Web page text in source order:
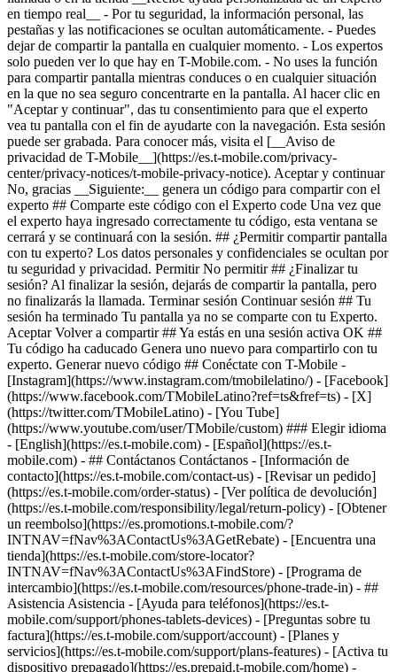
en tiempo real__ - Por tu seguridad, la información personal, las
pestañas y las notificaciones se ocultan automáticamente. - Puedes
dejar de compartir la pantalla en cualquier momento. - Los expertos
solo pueden ver lo que hay en T-Mobile.com. - No uses la función
para compartir pantalla mientras conduces o en cualquier situación
en la que no sea seguro concentrarte en la pantalla. Al hacer clic en
"Aceptar y continuar", das tu consentimiento para que el experto
vea tu pantalla con el fin de ayudarte con la navegación. Esta sesión
puede ser grabada. Para conocer más, visita el [__Aviso de
privacidad de T-Mobile__](https://es.t-mobile.com/privacy-
center/privacy-notices/t-mobile-privacy-notice). Aceptar y continuar
No, gracias __Siguiente:__ genera un código para compartir con el
experto ## Comparte este código con el Experto code Una vez que
el experto haya ingresado correctamente tu código, esta ventana se
cerrará y se continuará con la sesión. ## ¿Permitir compartir pantalla
con tu experto? Los datos personales y confidenciales se ocultan por
tu seguridad y privacidad. Permitir No permitir ## ¿Finalizar tu
sesión? Al finalizar la sesión, dejarás de compartir la pantalla, pero
no finalizarás la llamada. Terminar sesión Continuar sesión ## Tu
sesión ha terminado Tu pantalla ya no se comparte con tu Experto.
Aceptar Volver a compartir ## Ya estás en una sesión activa OK ##
Tu código ha caducado Genera uno nuevo para compartirlo con tu
experto. Generar nuevo código ## Conéctate con T-Mobile -
[Instagram](https://www.instagram.com/tmobilelatino/) - [Facebook]
(https://www.facebook.com/TMobileLatino?ref=ts&fref=ts) - [X]
(https://twitter.com/TMobileLatino) - [You Tube]
(https://www.youtube.com/user/TMobile/custom) ### Elegir idioma
- [English](https://es.t-mobile.com) - [Español](https://es.t-
mobile.com) - ## Contáctanos Contáctanos - [Información de
contacto](https://es.t-mobile.com/contact-us) - [Revisar un pedido]
(https://es.t-mobile.com/order-status) - [Ver política de devolución]
(https://es.t-mobile.com/responsibility/legal/return-policy) - [Obtener
un reembolso](https://es.promotions.t-mobile.com/?
INTNAV=fNav%3AContactUs%3AGetRebate) - [Encuentra una
tienda](https://es.t-mobile.com/store-locator?
INTNAV=fNav%3AContactUs%3AFindStore) - [Programa de
intercambio](https://es.t-mobile.com/resources/phone-trade-in) - ##
Asistencia Asistencia - [Ayuda para teléfonos](https://es.t-
mobile.com/support/phones-tablets-devices) - [Preguntas sobre tu
factura](https://es.t-mobile.com/support/account) - [Planes y
servicios](https://es.t-mobile.com/support/plans-features) - [Activa tu
dispositivo prepagado](https://es.prepaid.t-mobile.com/home) -